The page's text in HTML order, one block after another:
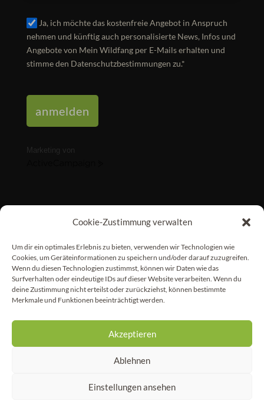
Cookie-Zustimmung verwalten
Um dir ein optimales Erlebnis zu bieten, verwenden wir Technologien wie
Cookies, um Geräteinformationen zu speichern und/oder darauf zuzugreifen.
Wenn du diesen Technologien zustimmst, können wir Daten wie das
Surfverhalten oder eindeutige IDs auf dieser Website verarbeiten. Wenn du
deine Zustimmung nicht erteilst oder zurückziehst, können bestimmte
Merkmale und Funktionen beeinträchtigt werden.
Akzeptieren
Ablehnen
Einstellungen ansehen
Ja, ich möchte das kostenfreie Angebot in Anspruch
nehmen und künftig auch personalisierte News, Infos und
Angebote von Mein Wildfang per E-Mails erhalten und
stimme den Datenschutzbestimmungen zu.*
anmelden
Marketing von